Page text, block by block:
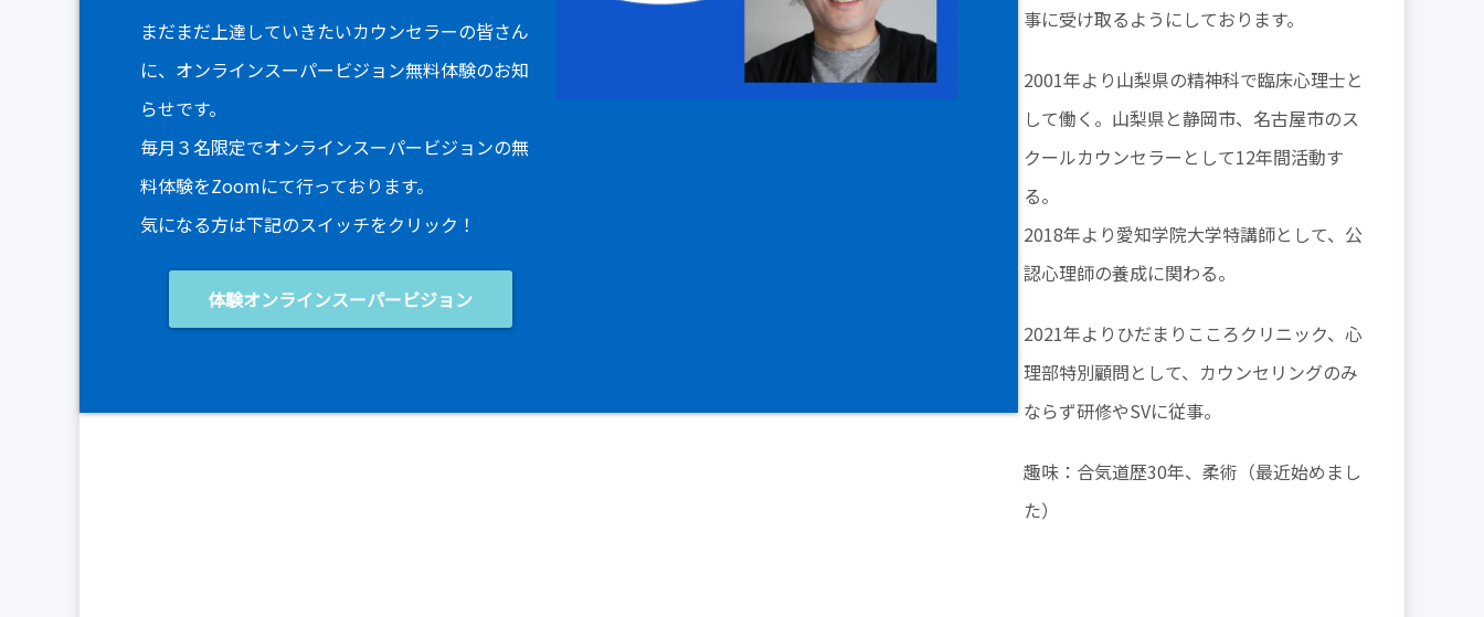
まだまだ上達していきたいカウンセラーの皆さん
に、オンラインスーパービジョン無料体験のお知
らせです。
毎月３名限定でオンラインスーパービジョンの無
料体験をZoomにて行っております。
気になる方は下記のスイッチをクリック！
体験オンラインスーパービジョン
事に受け取るようにしております。
2001年より山梨県の精神科で臨床心理士と
して働く。山梨県と静岡市、名古屋市のス
クールカウンセラーとして12年間活動す
る。
2018年より愛知学院大学特講師として、公
認心理師の養成に関わる。
2021年よりひだまりこころクリニック、心
理部特別顧問として、カウンセリングのみ
ならず研修やSVに従事。
趣味：合気道歴30年、柔術（最近始めまし
た）